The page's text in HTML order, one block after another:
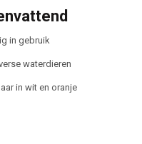
in gebruik
waterdieren
in wit en oranje